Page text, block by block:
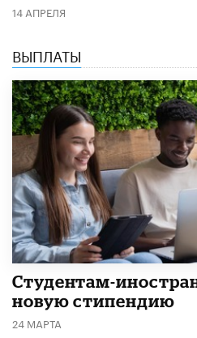
14 АПРЕЛЯ
ВЫПЛАТЫ
Студентам-
новую стипендию
24 МАРТА